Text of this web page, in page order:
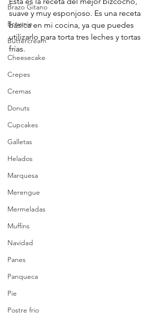
Brazo Gitano
Brownie
Buttercream
Cheesecake
Crepes
Cremas
Donuts
Cupcakes
Galletas
Helados
Marquesa
Merengue
Mermeladas
Muffins
Navidad
Panes
Panqueca
Pie
Postre frio
suave y muy esponjoso. Es una receta
básica en mi cocina, ya que puedes
utilizarlo para torta tres leches y tortas
frías.